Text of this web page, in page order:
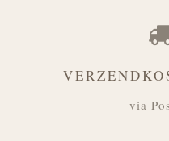
via